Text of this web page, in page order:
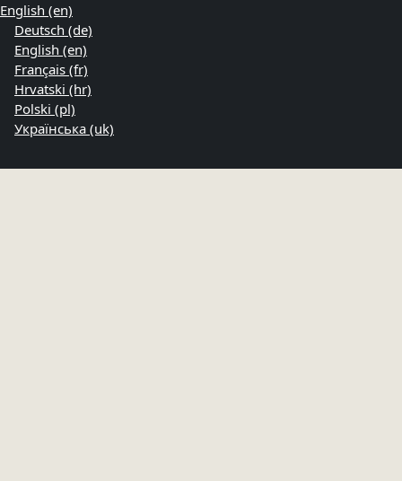
English ‎(en)‎
Deutsch ‎(de)‎
English ‎(en)‎
Français ‎(fr)‎
Hrvatski ‎(hr)‎
Polski ‎(pl)‎
Українська ‎(uk)‎